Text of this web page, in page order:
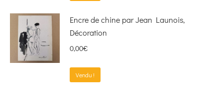
Encre de chine par Jean Launois,
Décoration
0,00€
Vendu !